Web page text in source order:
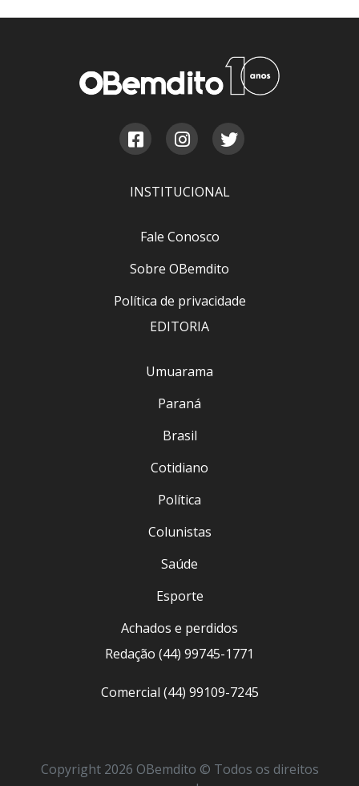
INSTITUCIONAL
Fale Conosco
Sobre OBemdito
Política de privacidade
EDITORIA
Umuarama
Paraná
Brasil
Cotidiano
Política
Colunistas
Saúde
Esporte
Achados e perdidos
Redação (44) 99745-1771
Comercial (44) 99109-7245
Copyright 2026 OBemdito © Todos os direitos